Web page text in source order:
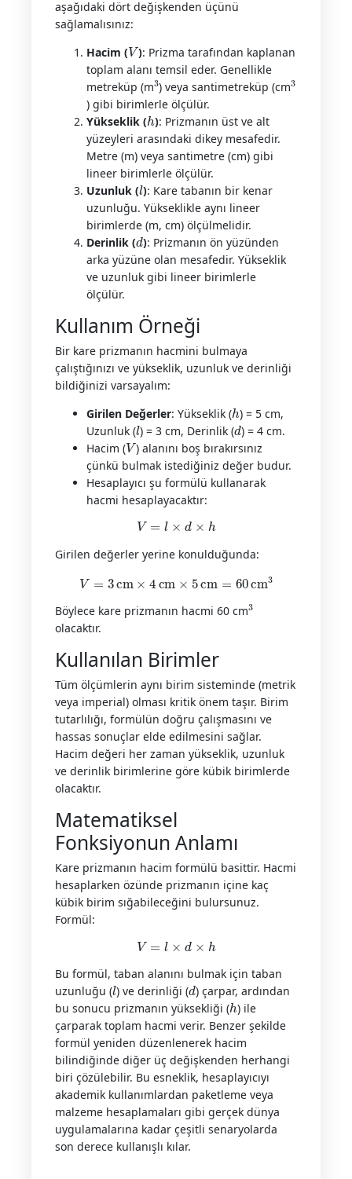
aşağıdaki dört değişkenden üçünü
sağlamalısınız:
Hacim (
V
): Prizma tarafından kaplanan
toplam alanı temsil eder. Genellikle
metreküp (m
3
) veya santimetreküp (cm
3
) gibi birimlerle ölçülür.
Yükseklik (
h
): Prizmanın üst ve alt
yüzeyleri arasındaki dikey mesafedir.
Metre (m) veya santimetre (cm) gibi
lineer birimlerle ölçülür.
Uzunluk (
l
): Kare tabanın bir kenar
uzunluğu. Yükseklikle aynı lineer
birimlerde (m, cm) ölçülmelidir.
Derinlik (
d
): Prizmanın ön yüzünden
arka yüzüne olan mesafedir. Yükseklik
ve uzunluk gibi lineer birimlerle
ölçülür.
Kullanım Örneği
Bir kare prizmanın hacmini bulmaya
çalıştığınızı ve yükseklik, uzunluk ve derinliği
bildiğinizi varsayalım:
Girilen Değerler: Yükseklik (
h
) = 5 cm,
Uzunluk (
l
) = 3 cm, Derinlik (
d
) = 4 cm.
Hacim (
V
) alanını boş bırakırsınız
çünkü bulmak istediğiniz değer budur.
Hesaplayıcı şu formülü kullanarak
hacmi hesaplayacaktır:
V=l ×d× h
Girilen değerler yerine konulduğunda:
=3 × 4cm 5 cm cm
Böylece kare prizmanın hacmi 60 cm
3
olacaktır.
Kullanılan Birimler
Tüm ölçümlerin aynı birim sisteminde (metrik
veya imperial) olması kritik önem taşır. Birim
tutarlılığı, formülün doğru çalışmasını ve
hassas sonuçlar elde edilmesini sağlar.
Hacim değeri her zaman yükseklik, uzunluk
ve derinlik birimlerine göre kübik birimlerde
olacaktır.
Matematiksel
Fonksiyonun Anlamı
Kare prizmanın hacim formülü basittir. Hacmi
hesaplarken özünde prizmanın içine kaç
kübik birim sığabileceğini bulursunuz.
Formül:
V=l ×d × h
Bu formül, taban alanını bulmak için taban
uzunluğu (
l
) ve derinliği (
d
) çarpar, ardından
bu sonucu prizmanın yüksekliği (
h
) ile
çarparak toplam hacmi verir. Benzer şekilde
formül yeniden düzenlenerek hacim
bilindiğinde diğer üç değişkenden herhangi
biri çözülebilir. Bu esneklik, hesaplayıcıyı
akademik kullanımlardan paketleme veya
malzeme hesaplamaları gibi gerçek dünya
uygulamalarına kadar çeşitli senaryolarda
son derece kullanışlı kılar.